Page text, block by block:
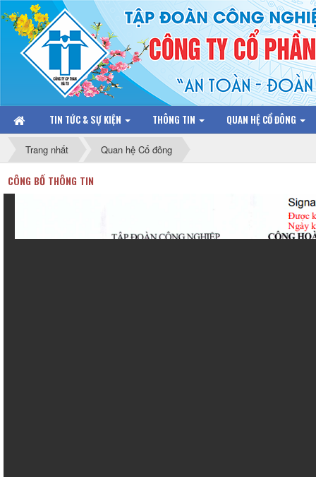
TIN TỨC & SỰ KIỆN THÔNG TIN QUAN HỆ CỔ ĐÔNG
Trang nhất Quan hệ Cổ đông
CÔNG BỐ THÔNG TIN